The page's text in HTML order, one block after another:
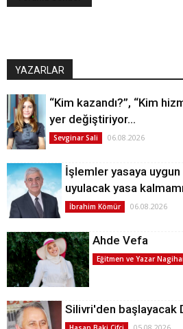
YAZARLAR
“Kim kazandı?”, “Kim
yer değiştiriyor…
Sevginar Sali 06.08.2026
İşlemler yasaya
uyulacak yasa
İbrahim Kömür 06.08.2026
Ahde Vefa
Eğitmen ve Yazar
Silivri'den başlayacak